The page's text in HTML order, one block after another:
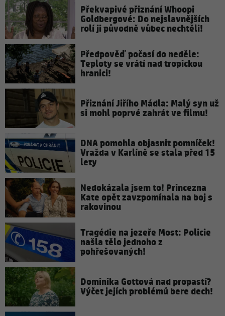
Překvapivé přiznání Whoopi
Goldbergové: Do nejslavnějších
rolí ji původně vůbec nechtěli!
Předpověď počasí do neděle:
Teploty se vrátí nad tropickou
hranici!
Přiznání Jiřího Mádla: Malý syn už
si mohl poprvé zahrát ve filmu!
DNA pomohla objasnit pomníček!
Vražda v Karlíně se stala před 15
lety
Nedokázala jsem to! Princezna
Kate opět zavzpomínala na boj s
rakovinou
Tragédie na jezeře Most: Policie
našla tělo jednoho z
pohřešovaných!
Dominika Gottová nad propastí?
Výčet jejích problémů bere dech!